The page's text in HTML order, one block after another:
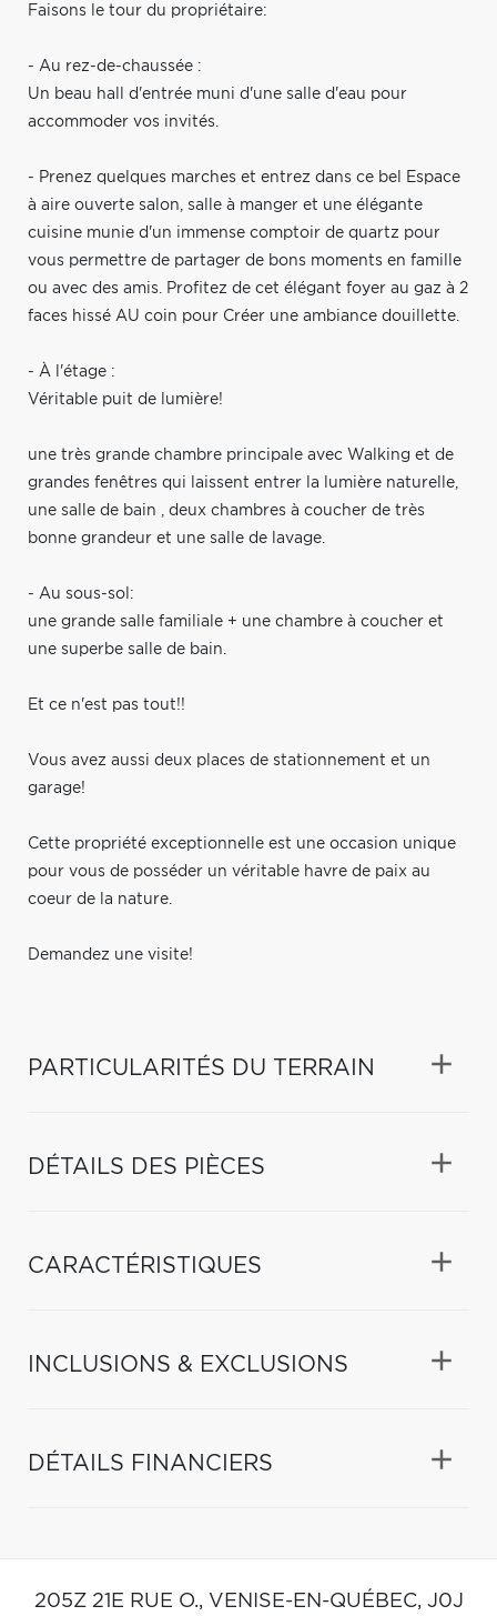
Faisons le tour du propriétaire:
- Au rez-de-chaussée :
Un beau hall d'entrée muni d'une salle d'eau pour
accommoder vos invités.
- Prenez quelques marches et entrez dans ce bel Espace
à aire ouverte salon, salle à manger et une élégante
cuisine munie d'un immense comptoir de quartz pour
vous permettre de partager de bons moments en famille
ou avec des amis. Profitez de cet élégant foyer au gaz à 2
faces hissé AU coin pour Créer une ambiance douillette.
- À l'étage :
Véritable puit de lumière!
une très grande chambre principale avec Walking et de
grandes fenêtres qui laissent entrer la lumière naturelle,
une salle de bain , deux chambres à coucher de très
bonne grandeur et une salle de lavage.
- Au sous-sol:
une grande salle familiale + une chambre à coucher et
une superbe salle de bain.
Et ce n'est pas tout!!
Vous avez aussi deux places de stationnement et un
garage!
Cette propriété exceptionnelle est une occasion unique
pour vous de posséder un véritable havre de paix au
coeur de la nature.
Demandez une visite!
PARTICULARITÉS DU TERRAIN
DÉTAILS DES PIÈCES
CARACTÉRISTIQUES
INCLUSIONS & EXCLUSIONS
DÉTAILS FINANCIERS
205Z 21E RUE O., VENISE-EN-QUÉBEC, J0J